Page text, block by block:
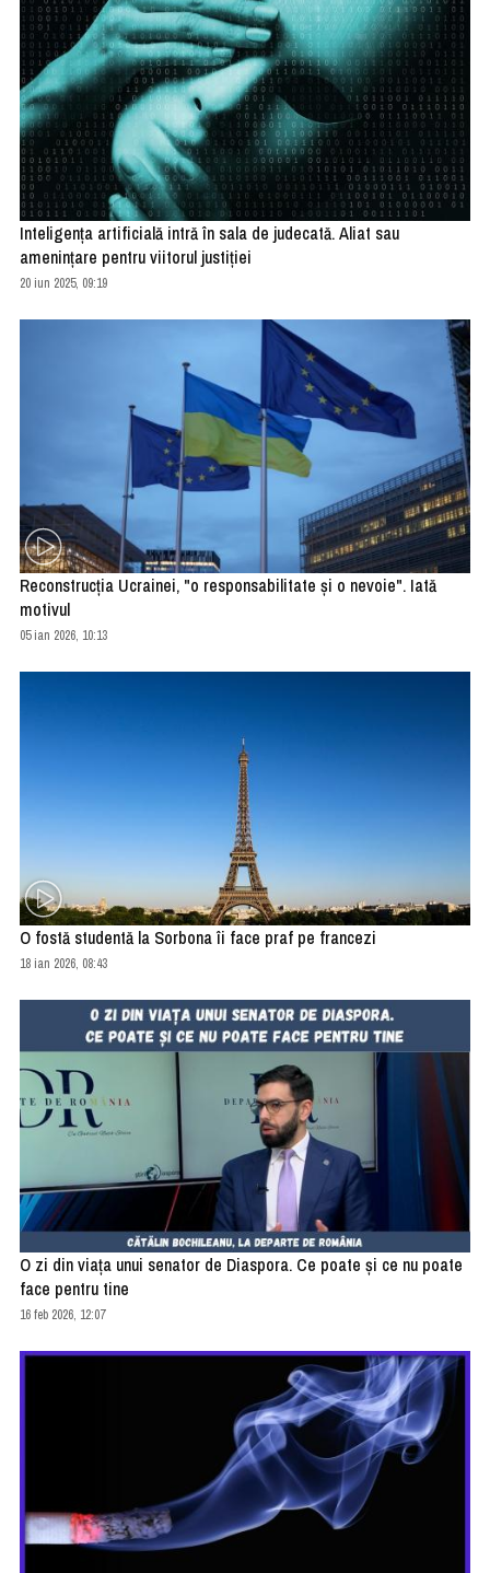
Inteligența artificială intră în sala de judecată. Aliat sau
amenințare pentru viitorul justiției
20 iun 2025, 09:19
Reconstrucţia Ucrainei, "o responsabilitate şi o nevoie". Iată
motivul
05 ian 2026, 10:13
O fostă studentă la Sorbona îi face praf pe francezi
18 ian 2026, 08:43
O zi din viața unui senator de Diaspora. Ce poate și ce nu poate
face pentru tine
16 feb 2026, 12:07